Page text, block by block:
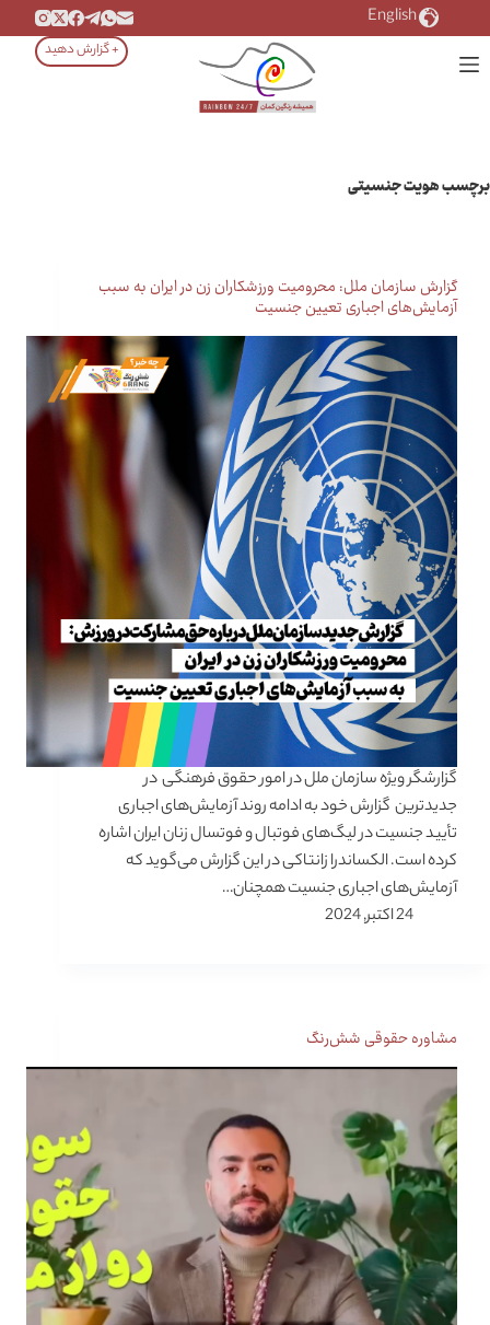
به
محتوا
English
+ گزارش دهید
برچسبهویت جنسیتی
گزارش سازمان ملل: محرومیت ورزشکاران زن در ایران به سبب
آزمایش‌های اجباری تعیین جنسیت
گزارشگر ویژه سازمان ملل در امور حقوق فرهنگی در
جدیدترین گزارش خود به ادامه روند آزمایش‌های اجباری
تأیید جنسیت در لیگ‌های فوتبال و فوتسال زنان ایران اشاره
کرده است. الکساندرا زانتاکی در این گزارش می‌گوید که
آزمایش‌های اجباری جنسیت همچنان…
24 اکتبر, 2024
مشاوره حقوقی شش‌رنگ